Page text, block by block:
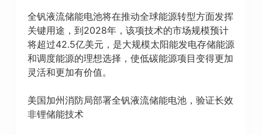
全钒液流储能电池将在推动全球能源转型方面发挥
关键用途，到2028年，该项技术的市场规模预计
将超过42.5亿美元，是大规模太阳能发电存储能源
和调度能源的理想选择，使低碳能源项目变得更加
灵活和更加有价值。
美国加州消防局部署全钒液流储能电池，验证长效
非锂储能技术